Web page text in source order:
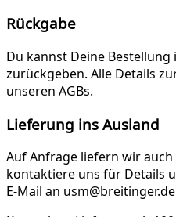
Rückgabe
Du kannst Deine Bestellung
zurückgeben. Alle Details
unseren AGBs.
Lieferung ins Ausland
Auf Anfrage liefern wir auch
kontaktiere uns für Details
E-Mail an